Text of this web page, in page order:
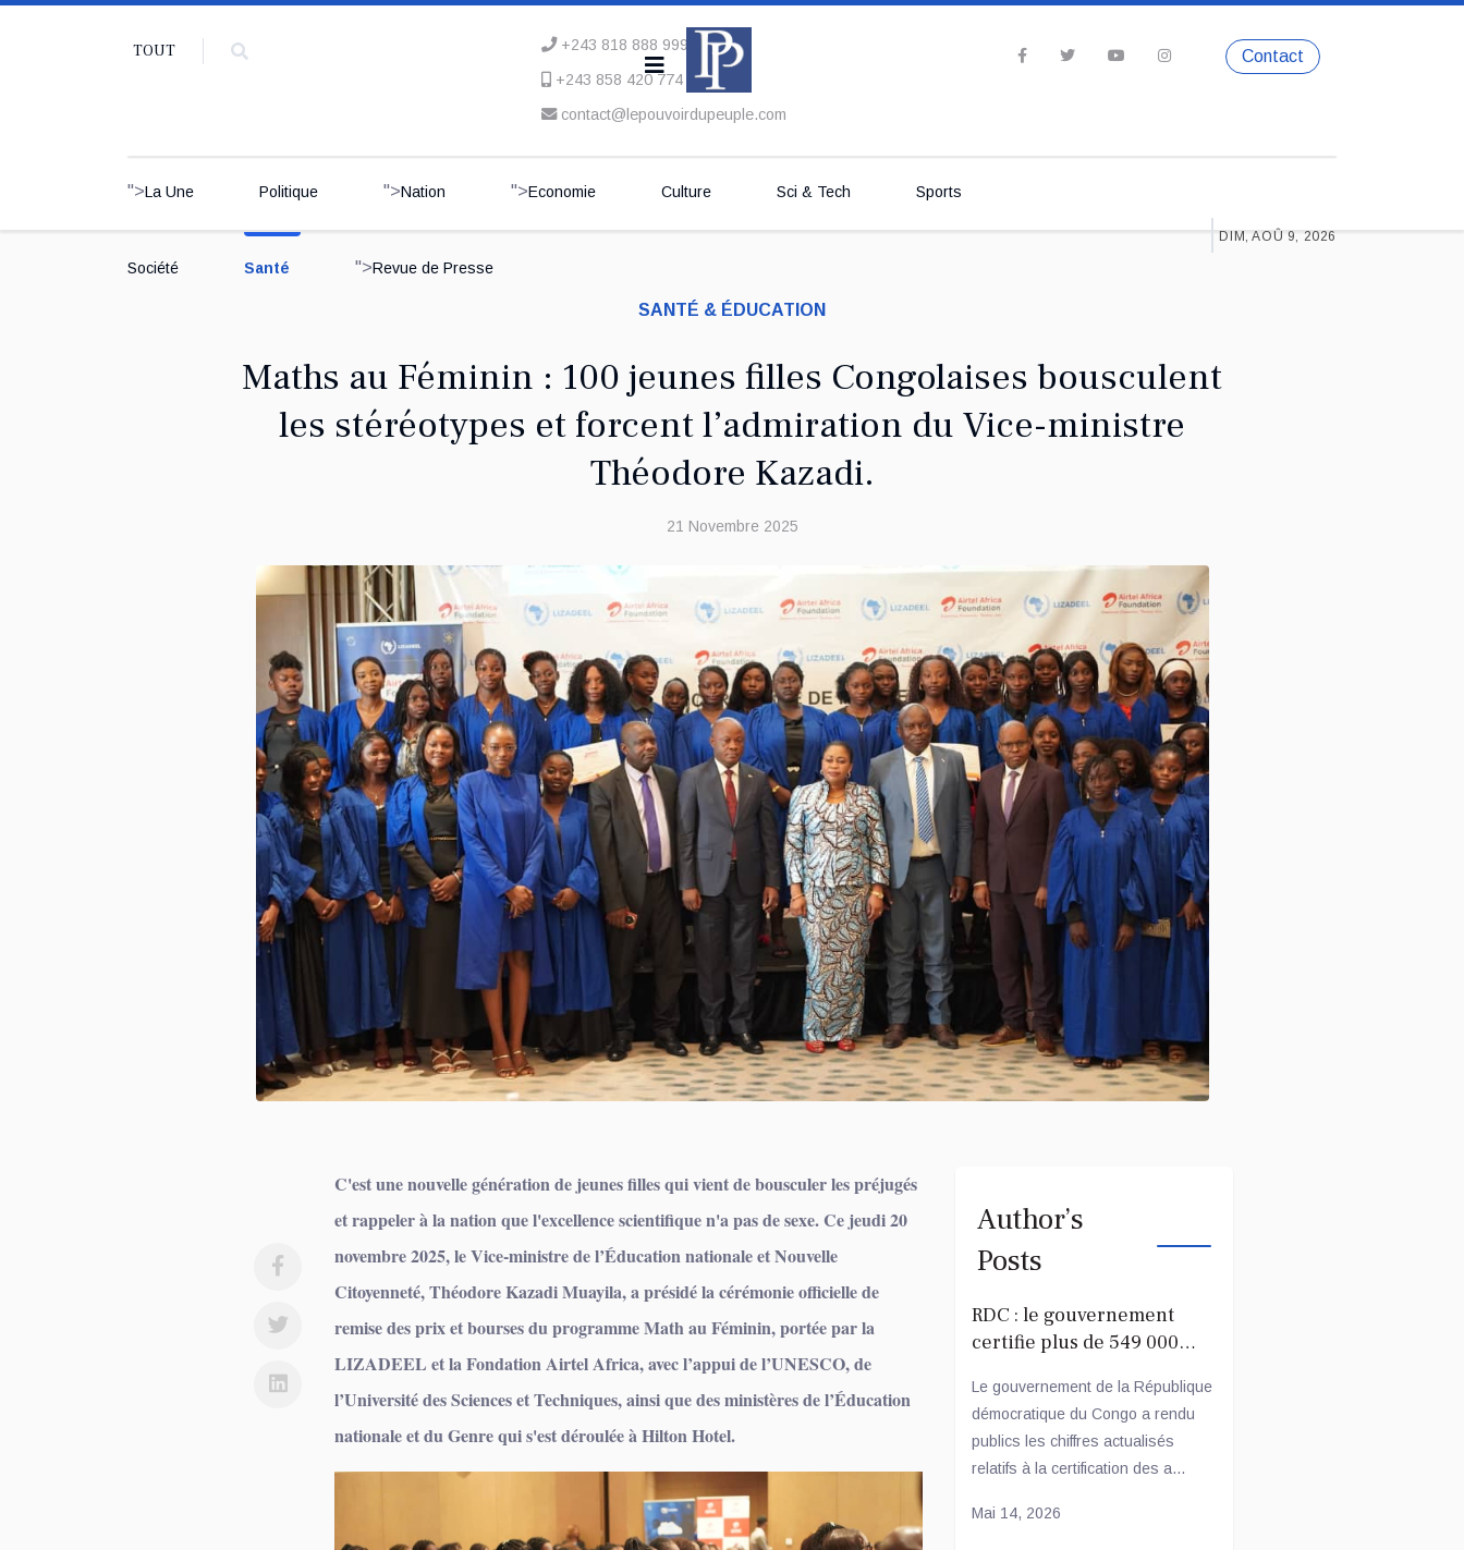
TOUT
+243 818 888 999
+243 858 420 774
contact@lepouvoirdupeuple.com
Contact
">La Une Politique ">Nation ">Economie Culture Sci & Tech Sports
Société Santé ">Revue de Presse
DIM, AOÛ 9, 2026
SANTÉ & ÉDUCATION
Maths au Féminin : 100 jeunes filles Congolaises bousculent
les stéréotypes et forcent l’admiration du Vice-ministre
Théodore Kazadi.
21 Novembre 2025
C'est une nouvelle génération de jeunes filles qui vient de bousculer les préjugés
et rappeler à la nation que l'excellence scientifique n'a pas de sexe. Ce jeudi 20
novembre 2025, le Vice-ministre de l’Éducation nationale et Nouvelle
Citoyenneté, Théodore Kazadi Muayila, a présidé la cérémonie officielle de
remise des prix et bourses du programme Math au Féminin, portée par la
LIZADEEL et la Fondation Airtel Africa, avec l’appui de l’UNESCO, de
l’Université des Sciences et Techniques, ainsi que des ministères de l’Éducation
nationale et du Genre qui s'est déroulée à Hilton Hotel.
Author’s
Posts
RDC : le gouvernement
certifie plus de 549 000
Le gouvernement de la République
démocratique du Congo a rendu
publics les chiffres actualisés
relatifs à la certification des a...
Mai 14, 2026